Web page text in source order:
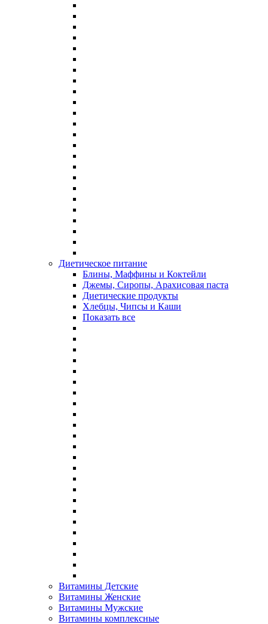
Диетическое питание
Блины, Маффины и Коктейли
Джемы, Сиропы, Арахисовая паста
Диетические продукты
Хлебцы, Чипсы и Каши
Показать все
Витамины Детские
Витамины Женские
Витамины Мужские
Витамины комплексные